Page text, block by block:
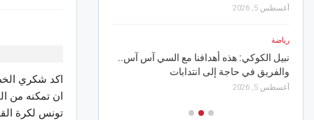
اكد شكري
ان تمكنه من
تونس لكرة
أبناء تونس في المنستير